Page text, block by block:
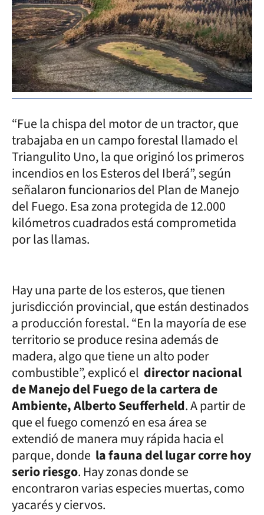
“Fue la chispa del motor de un tractor, que
trabajaba en un campo forestal llamado el
Triangulito Uno, la que originó los primeros
incendios en los Esteros del Iberá”, según
señalaron funcionarios del Plan de Manejo
del Fuego. Esa zona protegida de 12.000
kilómetros cuadrados está comprometida
por las llamas.
Hay una parte de los esteros, que tienen
jurisdicción provincial, que están destinados
a producción forestal. “En la mayoría de ese
territorio se produce resina además de
madera, algo que tiene un alto poder
combustible”, explicó el director nacional
de Manejo del Fuego de la cartera de
Ambiente, Alberto Seufferheld. A partir de
que el fuego comenzó en esa área se
extendió de manera muy rápida hacia el
parque, donde la fauna del lugar corre hoy
serio riesgo. Hay zonas donde se
encontraron varias especies muertas, como
yacarés y ciervos.